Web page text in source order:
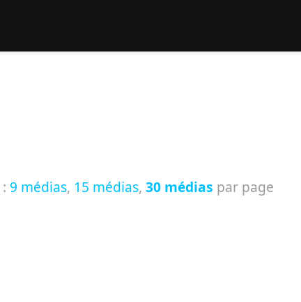
: 9 médias, 15 médias, 30 médias par page